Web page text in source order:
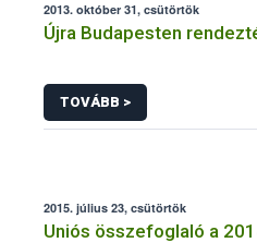
2013. október 31, csütörtök
Újra Budapesten
TOVÁBB >
2015. július 23, csütörtök
Uniós összefoglaló a